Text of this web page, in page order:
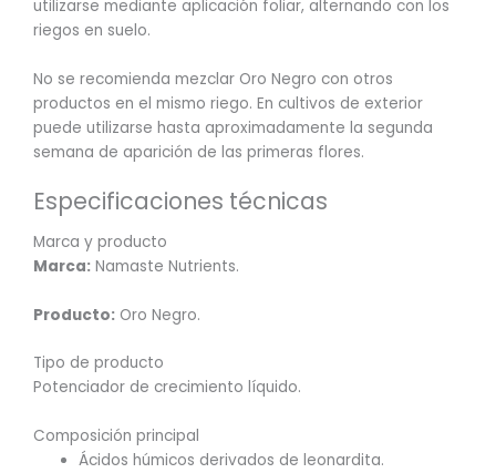
utilizarse mediante aplicación foliar, alternando con los
riegos en suelo.
No se recomienda mezclar Oro Negro con otros
productos en el mismo riego. En cultivos de exterior
puede utilizarse hasta aproximadamente la segunda
semana de aparición de las primeras flores.
Especificaciones técnicas
Marca y producto
Marca: Namaste Nutrients.
Producto: Oro Negro.
Tipo de producto
Potenciador de crecimiento líquido.
Composición principal
Ácidos húmicos derivados de leonardita.